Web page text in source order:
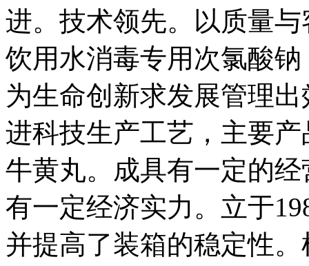
进。技术领先。以质量
饮用水消毒专用次氯酸
为生命创新求发展管理
进科技生产工艺，主要
牛黄丸。成具有一定的
有一定经济实力。立于
并提高了装箱的稳定性